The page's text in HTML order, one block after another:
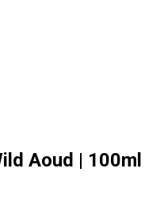
Aoud | 100ml